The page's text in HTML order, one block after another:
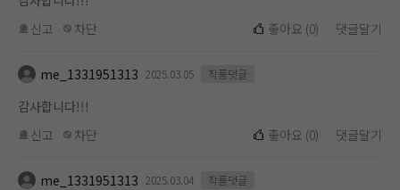
신고
차단 좋아요 (0) 댓글달기
me_1331951313 2025.03.05 작품댓글
감사합니다!!!
신고
차단 좋아요 (0) 댓글달기
me_1331951313 2025.03.04 작품댓글